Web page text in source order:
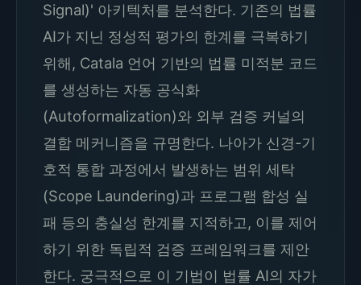
Signal)' 아키텍처를 분석한다. 기존의 법률
AI가 지닌 정성적 평가의 한계를 극복하기
위해, Catala 언어 기반의 법률 미적분 코드
를 생성하는 자동 공식화
(Autoformalization)와 외부 검증 커널의
결합 메커니즘을 규명한다. 나아가 신경-기
호적 통합 과정에서 발생하는 범위 세탁
(Scope Laundering)과 프로그램 합성 실
패 등의 충실성 한계를 지적하고, 이를 제어
하기 위한 독립적 검증 프레임워크를 제안
한다. 궁극적으로 이 기법이 법률 AI의 자가